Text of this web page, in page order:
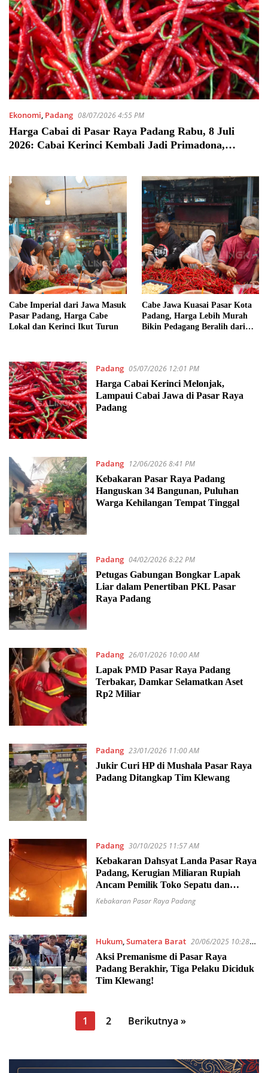
Ekonomi, Padang 08/07/2026 4:55 PM
Harga Cabai di Pasar Raya Padang Rabu, 8 Juli
2026: Cabai Kerinci Kembali Jadi Primadona,
Cabe Imperial dari Jawa Masuk
Pasar Padang, Harga Cabe
Lokal dan Kerinci Ikut Turun
Cabe Jawa Kuasai Pasar Kota
Padang, Harga Lebih Murah
Bikin Pedagang Beralih dari
Padang 05/07/2026 12:01 PM
Harga Cabai Kerinci Melonjak,
Lampaui Cabai Jawa di Pasar Raya
Padang
Padang
12/06/2026 8:41 PM
Kebakaran Pasar Raya Padang
Hanguskan 34 Bangunan, Puluhan
Warga Kehilangan Tempat Tinggal
Padang 04/02/2026 8:22 PM
Petugas Gabungan Bongkar Lapak
Liar dalam Penertiban PKL Pasar
Raya Padang
Padang 26/01/2026 10:00 AM
Lapak PMD Pasar Raya Padang
Terbakar, Damkar Selamatkan Aset
Rp2 Miliar
Padang 23/01/2026 11:00 AM
Jukir Curi HP di Mushala Pasar Raya
Padang Ditangkap Tim Klewang
Padang 30/10/2025 11:57 AM
Kebakaran Dahsyat Landa Pasar Raya
Padang, Kerugian Miliaran Rupiah
Ancam Pemilik Toko Sepatu dan
Sandal!
Kebakaran Pasar Raya Padang
Hukum,Sumatera Barat 20/06/2025 10:28
AM
Aksi Premanisme di Pasar Raya
Padang Berakhir, Tiga Pelaku Diciduk
Tim Klewang!
1 2 Berikutnya »